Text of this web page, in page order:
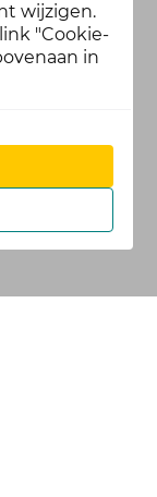
wijzigen.
"Cookie-
in